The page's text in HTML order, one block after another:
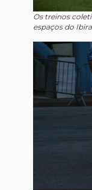
Os treinos
espaços do Ibira